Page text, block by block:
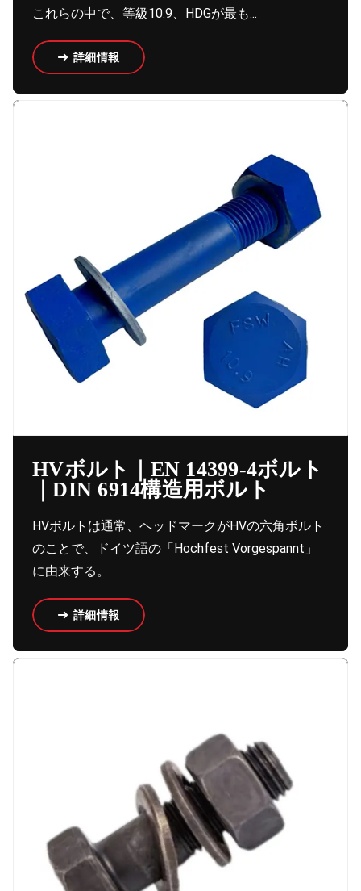
これらの中で、等級10.9、HDGが最も...
詳細情報
HVボルト｜EN 14399-4ボルト
｜DIN 6914構造用ボルト
HVボルトは通常、ヘッドマークがHVの六角ボルト
のことで、ドイツ語の「Hochfest Vorgespannt」
に由来する。
詳細情報